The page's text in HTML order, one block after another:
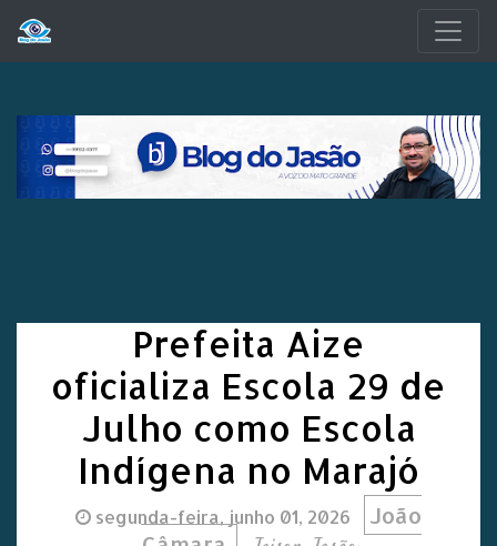
Prefeita Aize
oficializa Escola 29 de
Julho como Escola
Indígena no Marajó
segunda-feira, junho 01, 2026
João